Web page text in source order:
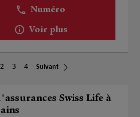
Numéro
Voir plus
2 3 4 Suivant
Swiss Life à